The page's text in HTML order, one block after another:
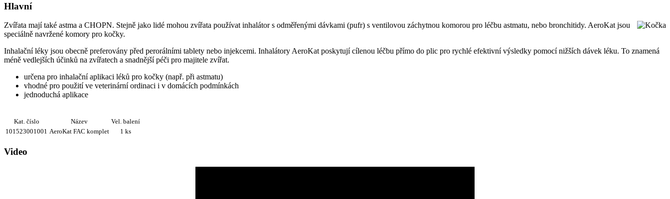
Hlavní
Zvířata mají také astma a CHOPN. Stejně jako lidé mohou zvířata používat inhalátor s odměřenými dávkami (pufr) s ventilovou záchytnou komorou pro léčbu astmatu, nebo bronchitidy. AeroKat jsou
speciálně navržené komory pro kočky.
Inhalační léky jsou obecně preferovány před perorálními tablety nebo injekcemi. Inhalátory AeroKat poskytují cílenou léčbu přímo do plic pro rychlé efektivní výsledky pomocí nižších dávek léku. To znamená
méně vedlejších účinků na zvířatech a snadnější péči pro majitele zvířat.
určena pro inhalační aplikaci léků pro kočky (např. při astmatu)
vhodné pro použití ve veterinární ordinaci i v domácích podmínkách
jednoduchá aplikace
Kat. číslo Název
Vel. balení
101523001001 AeroKat FAC komplet 1 ks
Video